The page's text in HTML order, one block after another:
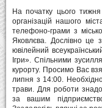
На початку цього
організацій нашого
телефоно-грами з
Яковлєва. Дослівно це
ювілейний
Ігри». Спільними
курорту. Просимо Вас
липня з 14:00.
трави. Для роботи
за вашим